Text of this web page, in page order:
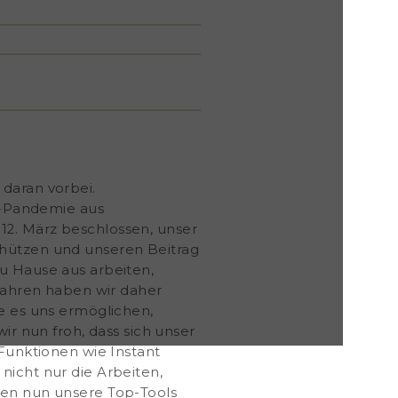
vorbei.
aus
März beschlossen, unser
und unseren Beitrag
Hause aus arbeiten,
haben wir daher
es uns ermöglichen,
nun froh, dass sich unser
wie Instant
nicht nur die Arbeiten,
nun unsere Top-Tools